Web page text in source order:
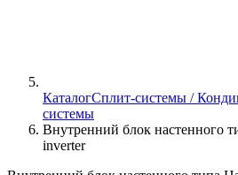
КаталогСплит-системы /
системы
Внутренний блок настенного
inverter